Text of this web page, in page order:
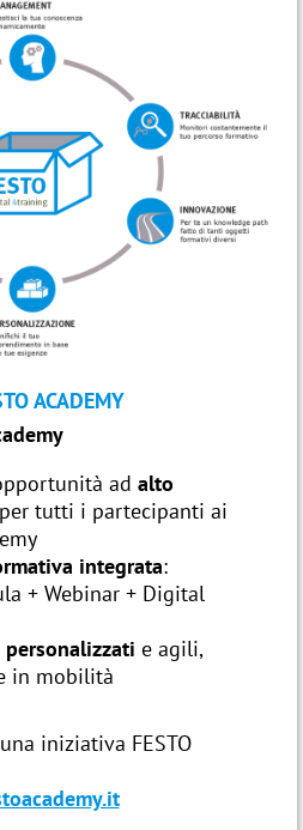
ACADEMY
ad alto
per tutti i partecipanti ai
integrata:
+ Webinar + Digital
e agili,
in mobilità
iniziativa FESTO